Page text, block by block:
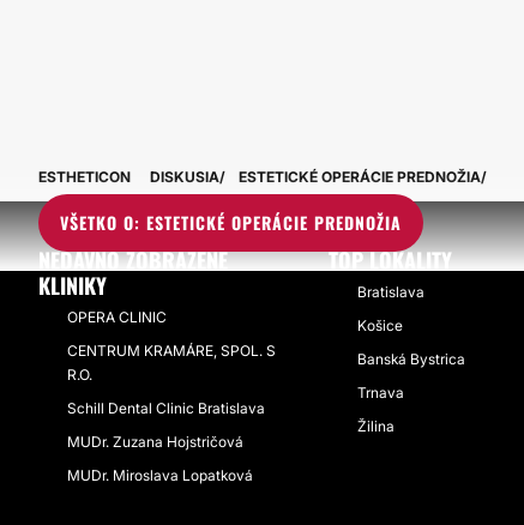
VŠETKO O: ESTETICKÉ OPERÁCIE PREDNOŽIA
ESTHETICON DISKUSIA ESTETICKÉ OPERÁCIE PREDNOŽIA
NEDÁVNO ZOBRAZENÉ
KLINIKY
OPERA CLINIC
CENTRUM KRAMÁRE, SPOL. S
R.O.
Schill Dental Clinic Bratislava
MUDr. Zuzana Hojstričová
MUDr. Miroslava Lopatková
TOP LOKALITY
Bratislava
Košice
Banská Bystrica
Trnava
Žilina